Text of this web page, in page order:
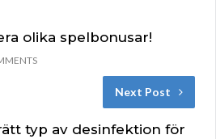
olika spelbonusar!
Next Post
typ av desinfektion för